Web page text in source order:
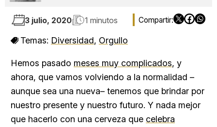
3 julio, 2020 1 minutos
Temas: Diversidad, Orgullo
Hemos pasado meses muy complicados, y
ahora, que vamos volviendo a la normalidad –
aunque sea una nueva– tenemos que brindar por
nuestro presente y nuestro futuro. Y nada mejor
que hacerlo con una cerveza que celebra